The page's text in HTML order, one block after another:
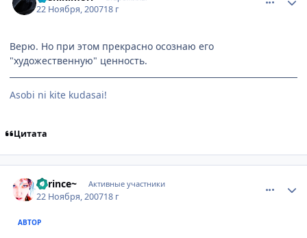
22 Ноября, 200718 г
Верю. Но при этом прекрасно осознаю его
"художественную" ценность.
Аsobi ni kite kudasai!
Цитата
~Prince~ Активные участники
22 Ноября, 200718 г
АВТОР